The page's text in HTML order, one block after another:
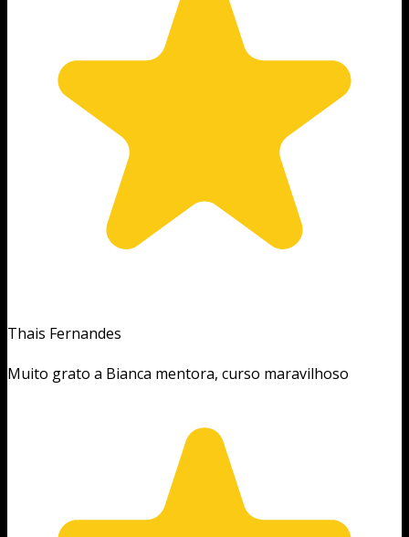
Thais Fernandes
Muito grato a Bianca mentora, curso maravilhoso